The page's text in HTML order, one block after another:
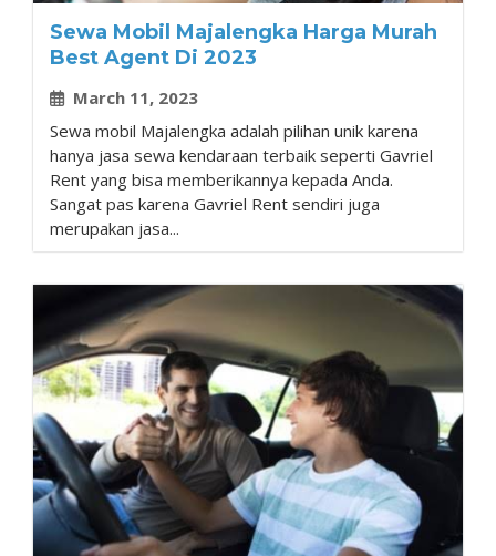
Sewa Mobil Majalengka Harga Murah
Best Agent Di 2023
March 11, 2023
Sewa mobil Majalengka adalah pilihan unik karena
hanya jasa sewa kendaraan terbaik seperti Gavriel
Rent yang bisa memberikannya kepada Anda.
Sangat pas karena Gavriel Rent sendiri juga
merupakan jasa...